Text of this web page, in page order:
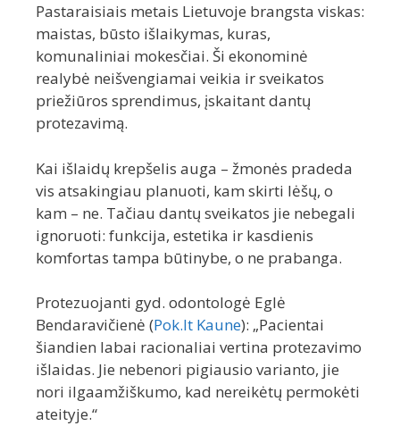
Pastaraisiais metais Lietuvoje brangsta viskas:
maistas, būsto išlaikymas, kuras,
komunaliniai mokesčiai. Ši ekonominė
realybė neišvengiamai veikia ir sveikatos
priežiūros sprendimus, įskaitant dantų
protezavimą.
Kai išlaidų krepšelis auga – žmonės pradeda
vis atsakingiau planuoti, kam skirti lėšų, o
kam – ne. Tačiau dantų sveikatos jie nebegali
ignoruoti: funkcija, estetika ir kasdienis
komfortas tampa būtinybe, o ne prabanga.
Protezuojanti gyd. odontologė Eglė
Bendaravičienė (Pok.lt Kaune): „Pacientai
šiandien labai racionaliai vertina protezavimo
išlaidas. Jie nebenori pigiausio varianto, jie
nori ilgaamžiškumo, kad nereikėtų permokėti
ateityje.“